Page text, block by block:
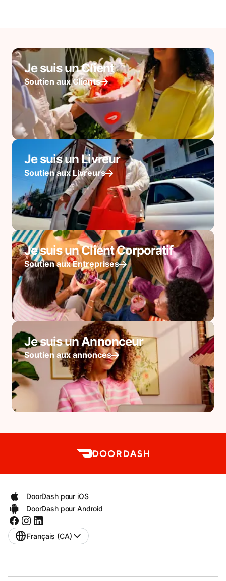
Je suis un Client
Soutien aux Clients
Je suis un Livreur
Soutien aux Livreurs
Je suis un Client Corporatif
Soutien aux Entreprises
Je suis un Annonceur
Soutien aux annonces
DoorDash pour iOS
DoorDash pour Android
Français (CA)